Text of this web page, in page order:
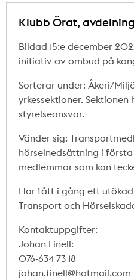
Klubb Örat,
Bildad 15:e december
initiativ av ombud på
Sorterar under: Åkeri/
yrkessektioner.
styrelseansvar.
Vänder sig:
hörselnedsättning i
medlemmar som kan
Har fått i gång ett
Transport och
Kontaktuppgifter:
Johan Finell:
076-634 73 18
johan.finell@hotmail.com